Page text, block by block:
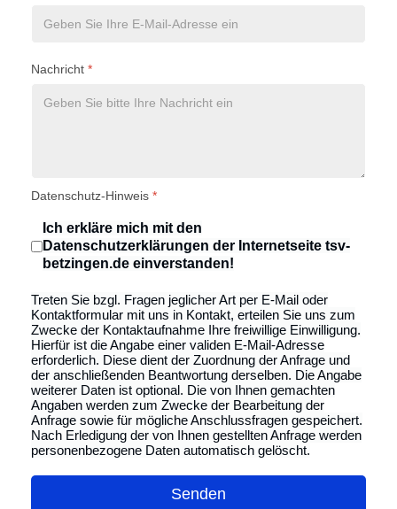
Nachricht *
Datenschutz-Hinweis *
Ich erkläre mich mit den
Datenschutzerklärungen der Internetseite tsv-
betzingen.de einverstanden!
Treten Sie bzgl. Fragen jeglicher Art per E-Mail oder
Kontaktformular mit uns in Kontakt, erteilen Sie uns zum
Zwecke der Kontaktaufnahme Ihre freiwillige Einwilligung.
Hierfür ist die Angabe einer validen E-Mail-Adresse
erforderlich. Diese dient der Zuordnung der Anfrage und
der anschließenden Beantwortung derselben. Die Angabe
weiterer Daten ist optional. Die von Ihnen gemachten
Angaben werden zum Zwecke der Bearbeitung der
Anfrage sowie für mögliche Anschlussfragen gespeichert.
Nach Erledigung der von Ihnen gestellten Anfrage werden
personenbezogene Daten automatisch gelöscht.
Senden